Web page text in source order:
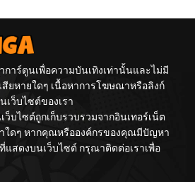
no
wa,
no
Break
การ์ตูนเพื่อความบันเทิงเท่านั้นและไม่มี
ยหายใดๆ เนื้อหาการโฆษณาหรือลิงก์
ว็บไซต์ของเรา
บไซต์ถูกเก็บรวบรวมจากอินเทอร์เน็ต
ใดๆ หากคุณหรือองค์กรของคุณมีปัญหา
แสดงบนเว็บไซต์ กรุณาติดต่อเราเพื่อ